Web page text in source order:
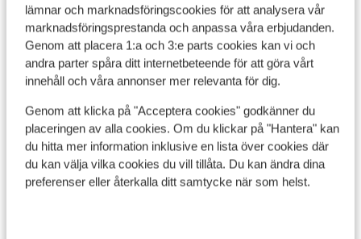
lämnar och marknadsföringscookies för att analysera vår
marknadsföringsprestanda och anpassa våra erbjudanden.
Genom att placera 1:a och 3:e parts cookies kan vi och
andra parter spåra ditt internetbeteende för att göra vårt
innehåll och våra annonser mer relevanta för dig.
Genom att klicka på "Acceptera cookies" godkänner du
placeringen av alla cookies. Om du klickar på "Hantera" kan
du hitta mer information inklusive en lista över cookies där
du kan välja vilka cookies du vill tillåta. Du kan ändra dina
preferenser eller återkalla ditt samtycke när som helst.
Visa på karta
I området